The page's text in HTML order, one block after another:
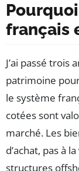
français
J’ai passé trois
patrimoine
le système
cotées sont
marché. Les
d’achat, pas à
structures